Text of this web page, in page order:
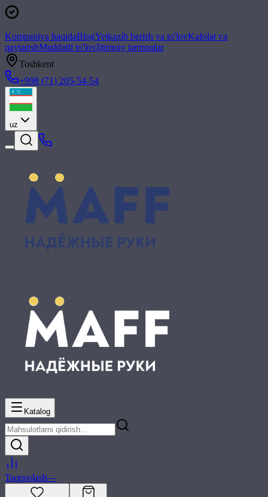
Kompaniya haqidaBlogYetkazib berish va to'lovKafolat va
qaytarishMuddatli to'lovIjtimoiy tarmoqlar
Toshkent
+998 (71) 205-54-54
uz
Katalog
Taqqoslash—